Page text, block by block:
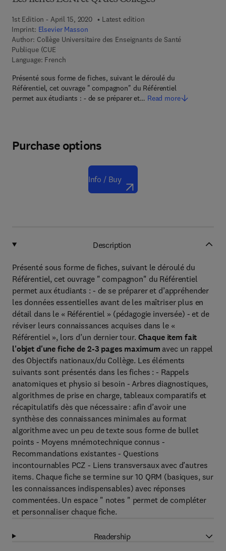
1st Edition - April 15, 2020
Latest edition
Imprint: Elsevier Masson
Author: Collège Universitaire des Enseignants de Santé
Publique (CUE
Language: French
Présenté sous forme de fiches, suivant le déroulé du
Référentiel, cet ouvrage " compagnon" du Référentiel
permet aux étudiants : - de se préparer et… Read more
Purchase options
Info / Buy
Description
Présenté sous forme de fiches, suivant le déroulé du
Référentiel, cet ouvrage " compagnon" du Référentiel
permet aux étudiants : - de se préparer et d’appréhender
les données essentielles avant de les maîtriser plus en
détail dans le « Référentiel » (pédagogie inversée) - et de
réviser leurs connaissances acquises dans le «
Référentiel », lors d’un dernier tour. Chaque item fait
l'objet d'une fiche de 2-3 pages maximum avec un rappel
des Objectifs nationaux/du Collège. Les éléments
suivants sont présentés dans les fiches : - Rappels
anatomiques et physio si besoin - Arbres diagnostiques,
algorithmes de prise en charge, tableaux comparatifs et
récapitulatifs dès que nécessaire : afin d’avoir une
synthèse des connaissances minimales au format
algorithme avec un peu de texte sous forme de bullet
points - Moyens mnémotechnique connus -
Recommandations existantes - Questions
incontournables PCZ - Liens transversaux avec d’autres
items. Chaque fiche se termine sur 10 QRM (basiques, sur
les connaissances indispensables) avec réponses
commentées. Un espace " notes " permet de compléter
et personnaliser chaque fiche.
Readership